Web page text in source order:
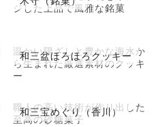
ジした上品で風雅な銘菓
和三盆ほろほろクッキー
温かい陽ざしと豊かな海水か
ら生まれた厳選素材のクッキ
ー
和三宝めぐり（香川）
職人の高い技術が作り出した
至高の砂糖菓子